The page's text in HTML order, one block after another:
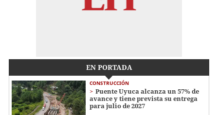
EN PORTADA
CONSTRUCCIÓN
Puente Uyuca alcanza un 57% de
avance y tiene prevista su entrega
para julio de 2027